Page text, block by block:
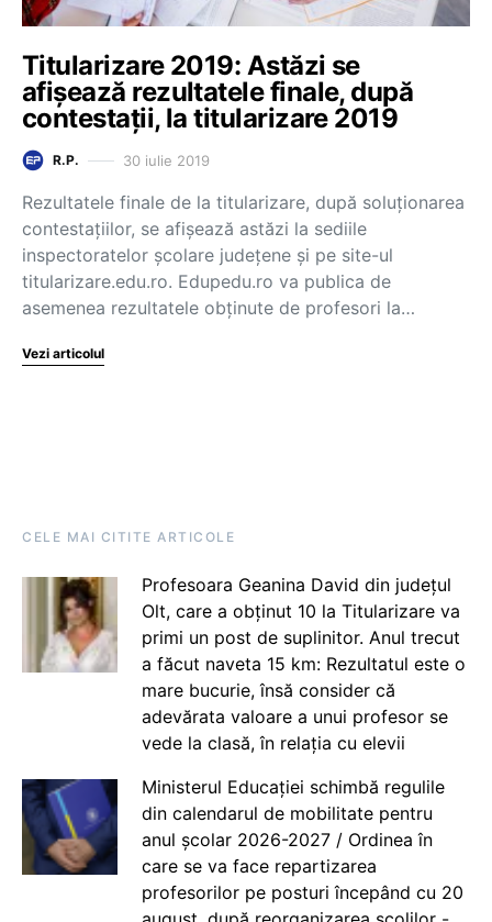
Titularizare 2019: Astăzi se
afișează rezultatele finale, după
contestații, la titularizare 2019
R.P. 30 iulie 2019
Rezultatele finale de la titularizare, după soluționarea
contestațiilor, se afişează astăzi la sediile
inspectoratelor şcolare județene şi pe site-ul
titularizare.edu.ro. Edupedu.ro va publica de
asemenea rezultatele obținute de profesori la…
Vezi articolul
CELE MAI CITITE ARTICOLE
Profesoara Geanina David din județul
Olt, care a obținut 10 la Titularizare va
primi un post de suplinitor. Anul trecut
a făcut naveta 15 km: Rezultatul este o
mare bucurie, însă consider că
adevărata valoare a unui profesor se
vede la clasă, în relația cu elevii
Ministerul Educației schimbă regulile
din calendarul de mobilitate pentru
anul școlar 2026-2027 / Ordinea în
care se va face repartizarea
profesorilor pe posturi începând cu 20